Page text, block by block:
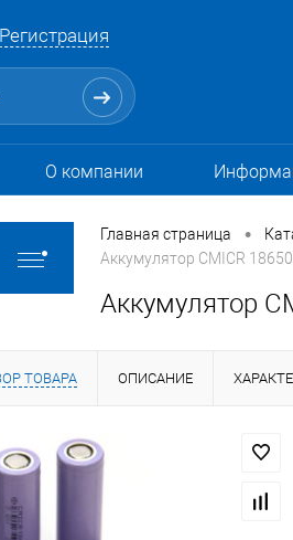
Регистрация
О компании
Главная страница •
Аккумулятор CMICR
Аккумулятор
ТОВАРА ОПИСАНИЕ